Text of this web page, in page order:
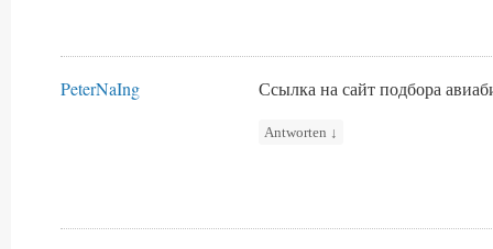
PeterNaIng Ссылка на сайт подбора
Antworten ↓